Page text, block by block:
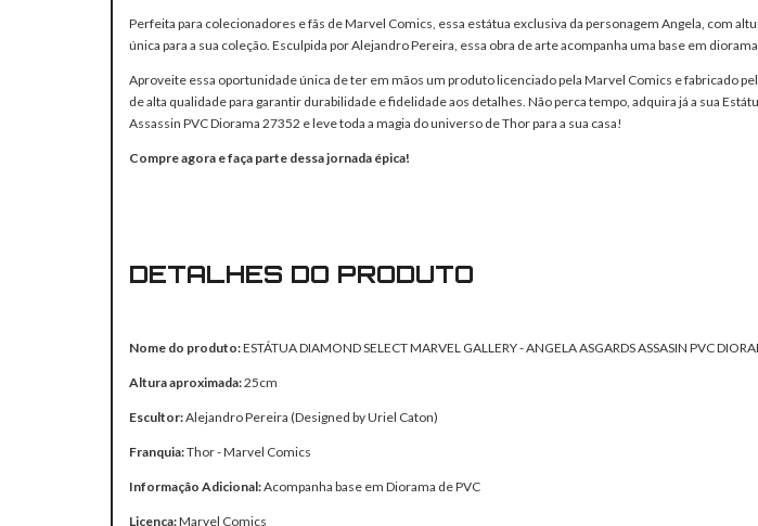
Perfeita para colecionadores e fãs de Marvel Comics, essa estátua exclusiva da personagem Angela, com
única para a sua coleção. Esculpida por Alejandro Pereira, essa obra de arte acompanha uma base em
Aproveite essa oportunidade única de ter em mãos um produto licenciado pela Marvel Comics e fabricado
de alta qualidade para garantir durabilidade e fidelidade aos detalhes. Não perca tempo, adquira já a sua
Assassin PVC Diorama 27352 e leve toda a magia do universo de Thor para a sua casa!
Compre agora e faça parte dessa jornada épica!
DETALHES DO PRODUTO
Nome do produto:ESTÁTUA DIAMOND SELECT MARVEL GALLERY - ANGELA ASGARDS ASSASIN PVC
Altura aproximada:25cm
Escultor:Alejandro Pereira (Designed by Uriel Caton)
Franquia:Thor - Marvel Comics
Informação Adicional:Acompanha base em Diorama de PVC
Licença:Marvel Comics